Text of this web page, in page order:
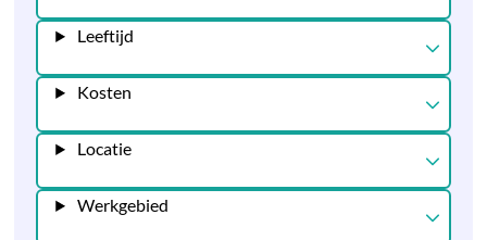
Leeftijd
Kosten
Locatie
Werkgebied